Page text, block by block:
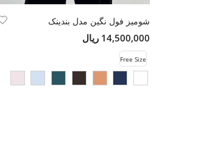
شومیز فول نگین مدل بندینک
14,500,000 ریال
Free Size